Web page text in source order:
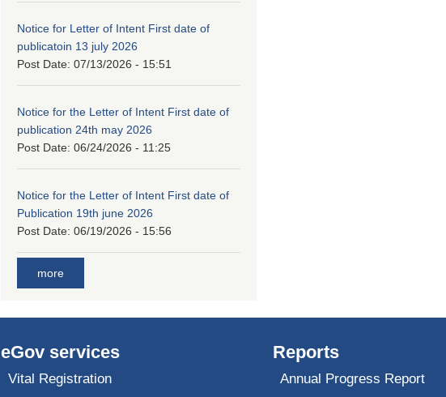
Notice for Letter of Intent First date of
publicatoin 13 july 2026
Post Date: 07/13/2026 - 15:51
Notice for the Letter of Intent First date of
publication 24th may 2026
Post Date: 06/24/2026 - 11:25
Notice for the Letter of Intent First date of
Publication 19th june 2026
Post Date: 06/19/2026 - 15:56
more
eGov services
Vital Registration
Reports
Annual Progress Report